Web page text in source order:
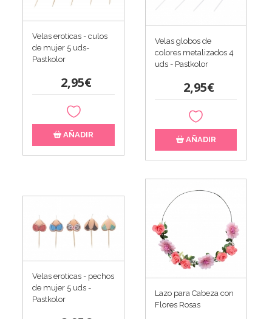
Velas eroticas - culos
de mujer 5 uds-
Pastkolor
2,95€
AÑADIR
Velas globos de
colores metalizados 4
uds - Pastkolor
2,95€
AÑADIR
Velas eroticas - pechos
de mujer 5 uds -
Pastkolor
Lazo para Cabeza con
Flores Rosas